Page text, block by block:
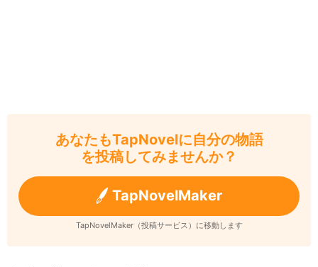
あなたもTapNovelに自分の物語
を投稿してみませんか？
TapNovelMaker
TapNovelMaker（投稿サービス）に移動します